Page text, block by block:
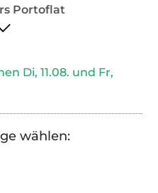
Di, 11.08. und Fr,
wählen: